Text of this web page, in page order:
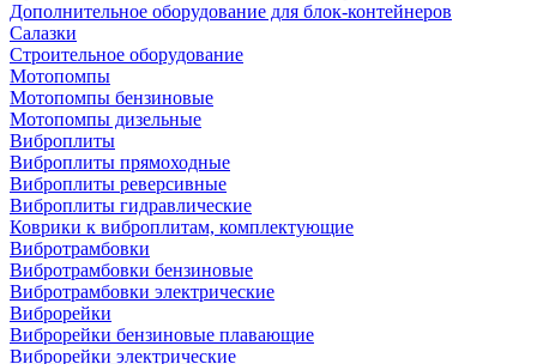
Дополнительное оборудование для блок-контейнеров
Салазки
Строительное оборудование
Мотопомпы
Мотопомпы бензиновые
Мотопомпы дизельные
Виброплиты
Виброплиты прямоходные
Виброплиты реверсивные
Виброплиты гидравлические
Коврики к виброплитам, комплектующие
Вибротрамбовки
Вибротрамбовки бензиновые
Вибротрамбовки электрические
Виброрейки
Виброрейки бензиновые плавающие
Виброрейки электрические